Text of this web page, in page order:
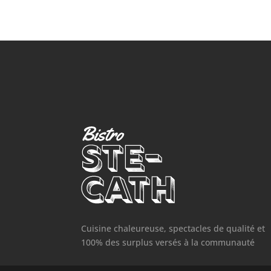
Cuisine chaleureuse, spectacles de qualité et
100% des surplus versés à la communauté